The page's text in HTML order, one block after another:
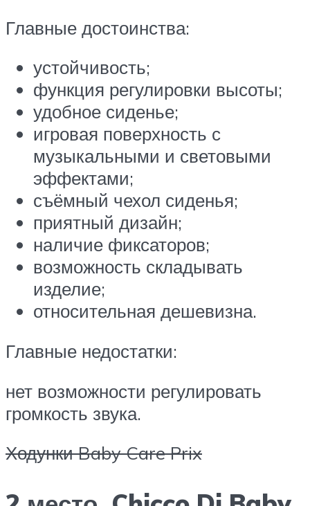
Главные достоинства:
устойчивость;
функция регулировки высоты;
удобное сиденье;
игровая поверхность с
музыкальными и световыми
эффектами;
съёмный чехол сиденья;
приятный дизайн;
наличие фиксаторов;
возможность складывать
изделие;
относительная дешевизна.
Главные недостатки:
нет возможности регулировать
громкость звука.
Ходунки Baby Care Prix